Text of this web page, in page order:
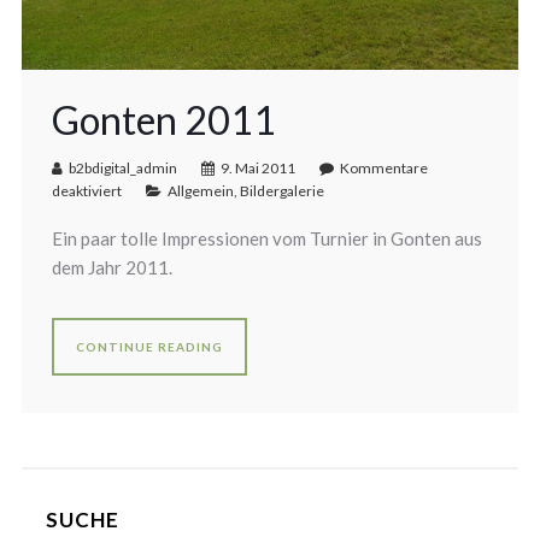
Gonten 2011
b2bdigital_admin 9. Mai 2011
Kommentare
deaktiviert
Allgemein, Bildergalerie
Ein paar tolle Impressionen vom Turnier in Gonten aus
dem Jahr 2011.
CONTINUE READING
SUCHE